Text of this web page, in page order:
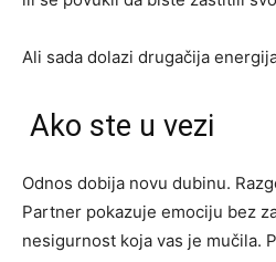
Ali sada dolazi drugačija
Ako ste u vezi
Odnos dobija novu dubinu.
Partner pokazuje emociju bez
nesigurnost koja vas je mučila.